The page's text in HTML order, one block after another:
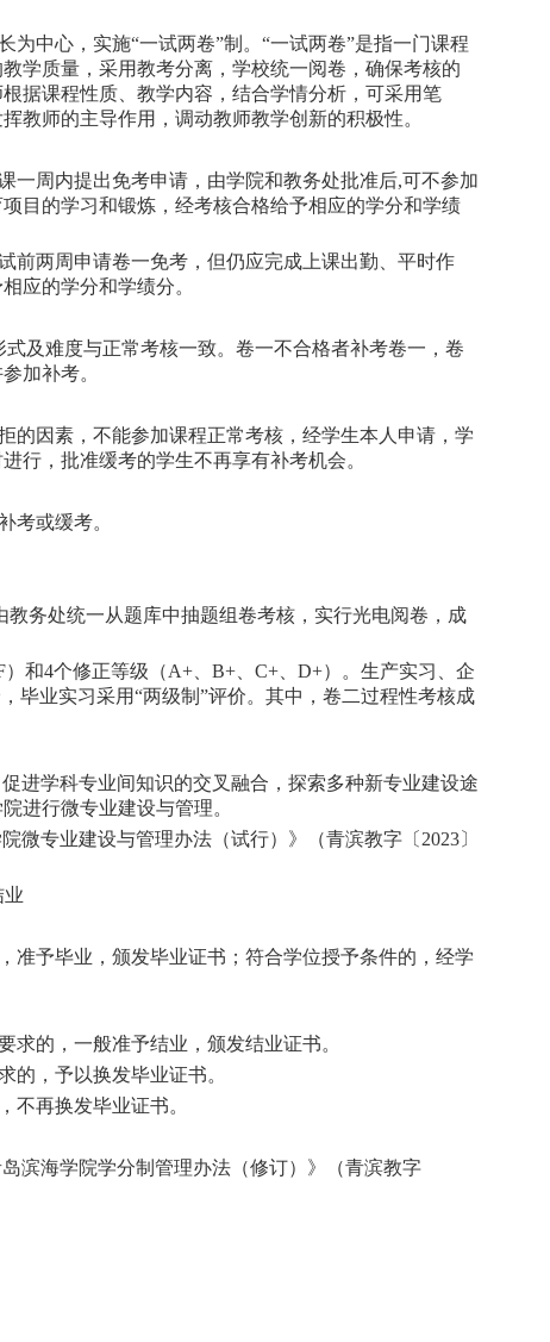
中心，实施“一试两卷”制。“一试两卷”是指一门课程
学质量，采用教考分离，学校统一阅卷，确保考核的
据课程性质、教学内容，结合学情分析，可采用笔
教师的主导作用，调动教师教学创新的积极性。
一周内提出免考申请，由学院和教务处批准后,可不参加
目的学习和锻炼，经考核合格给予相应的学分和学绩
前两周申请卷一免考，但仍应完成上课出勤、平时作
应的学分和学绩分。
及难度与正常考核一致。卷一不合格者补考卷一，卷
加补考。
的因素，不能参加课程正常考核，经学生本人申请，学
行，批准缓考的学生不再享有补考机会。
考或缓考。
务处统一从题库中抽题组卷考核，实行光电阅卷，成
和4个修正等级（A+、B+、C+、D+）。生产实习、企
毕业实习采用“两级制”评价。其中，卷二过程性考核成
进学科专业间知识的交叉融合，探索多种新专业建设途
进行微专业建设与管理。
专业建设与管理办法（试行）》（青滨教字〔2023〕
准予毕业，颁发毕业证书；符合学位授予条件的，经学
的，一般准予结业，颁发结业证书。
的，予以换发毕业证书。
不再换发毕业证书。
滨海学院学分制管理办法（修订）》（青滨教字